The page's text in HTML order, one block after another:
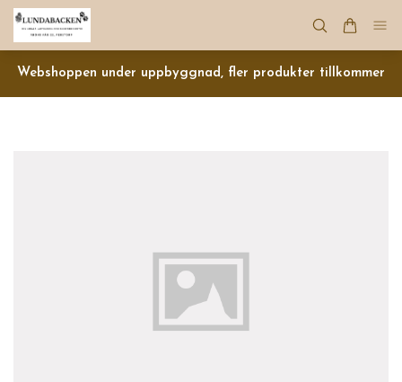
Webshoppen under uppbyggnad, fler produkter tillkommer